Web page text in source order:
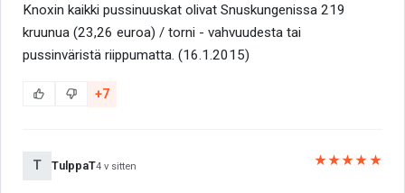
Knoxin kaikki pussinuuskat olivat Snuskungenissa 219
kruunua (23,26 euroa) / torni - vahvuudesta tai
pussinväristä riippumatta. (16.1.2015)
+7
T TulppaT4 v sitten ★★★★★